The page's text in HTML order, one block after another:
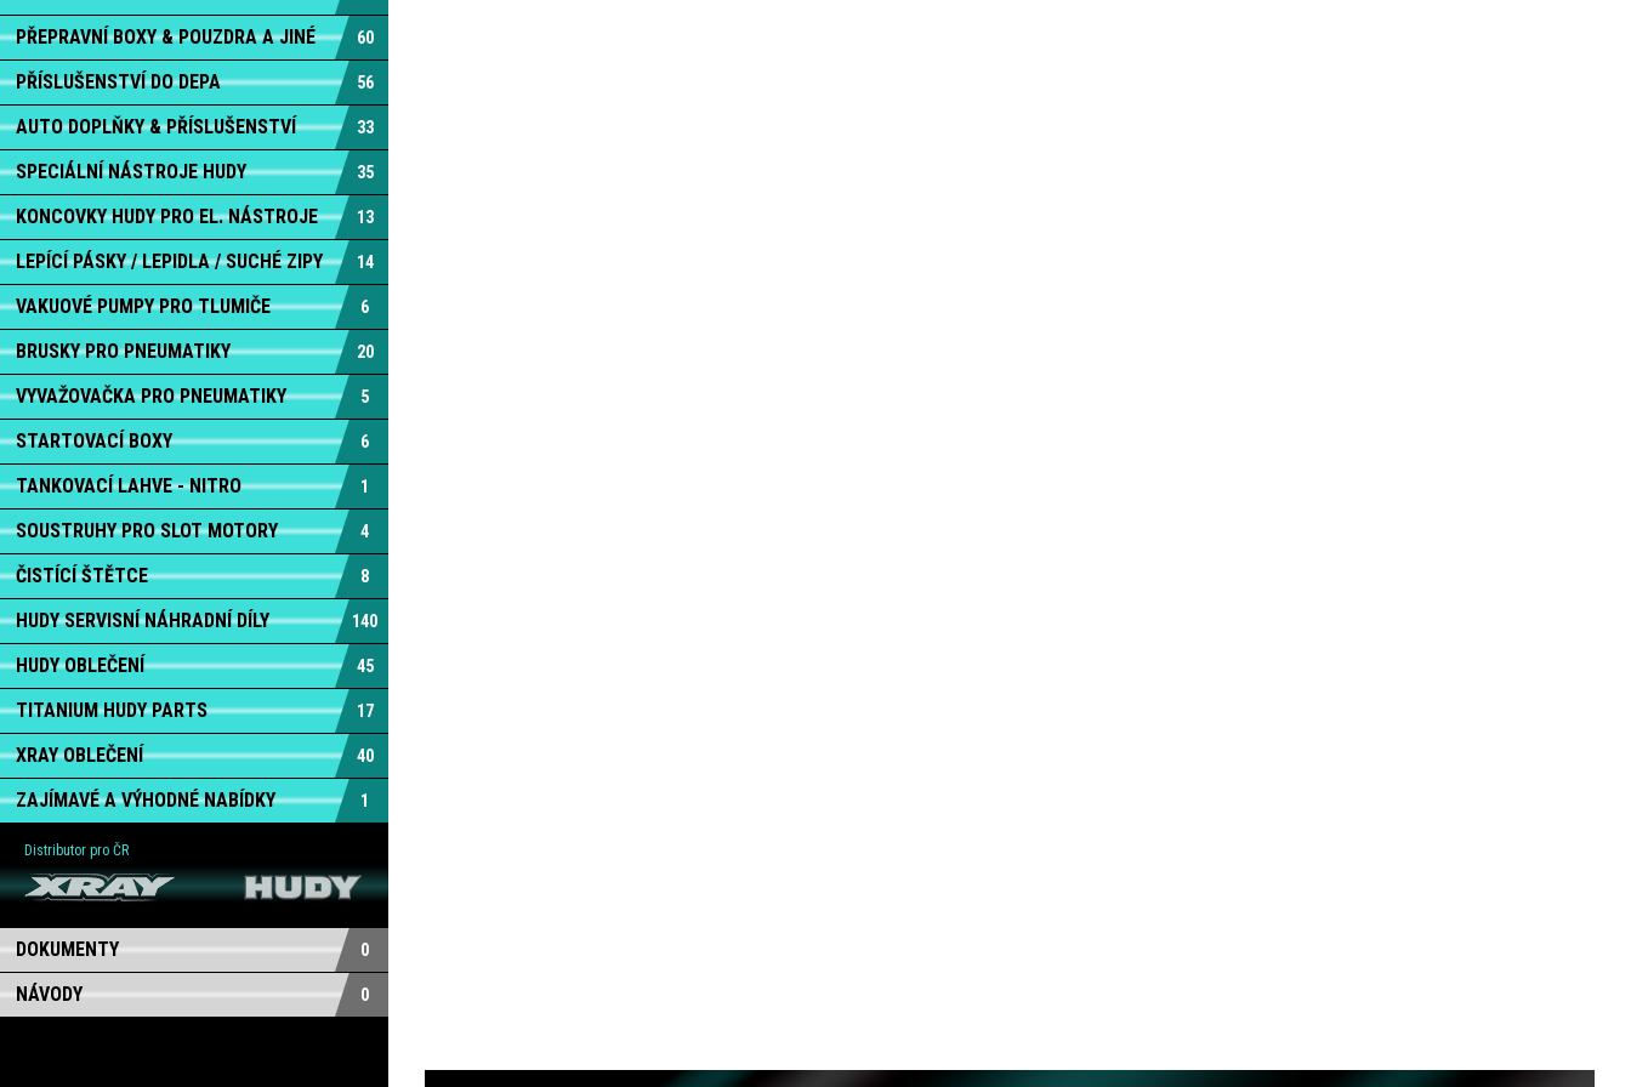
PŘEPRAVNÍ BOXY & POUZDRA A JINÉ 60
PŘÍSLUŠENSTVÍ DO DEPA 56
AUTO DOPLŇKY & PŘÍSLUŠENSTVÍ 33
SPECIÁLNÍ NÁSTROJE HUDY 35
KONCOVKY HUDY PRO EL. NÁSTROJE 13
LEPÍCÍ PÁSKY / LEPIDLA / SUCHÉ ZIPY 14
VAKUOVÉ PUMPY PRO TLUMIČE 6
BRUSKY PRO PNEUMATIKY 20
VYVAŽOVAČKA PRO PNEUMATIKY 5
STARTOVACÍ BOXY 6
TANKOVACÍ LAHVE - NITRO 1
SOUSTRUHY PRO SLOT MOTORY 4
ČISTÍCÍ ŠTĚTCE 8
HUDY SERVISNÍ NÁHRADNÍ DÍLY 140
HUDY OBLEČENÍ 45
TITANIUM HUDY PARTS 17
XRAY OBLEČENÍ 40
ZAJÍMAVÉ A VÝHODNÉ NABÍDKY 1
Distributor pro ČR
DOKUMENTY 0
NÁVODY 0